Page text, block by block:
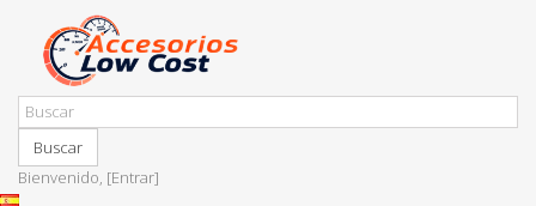
Buscar
Bienvenido, [Entrar]